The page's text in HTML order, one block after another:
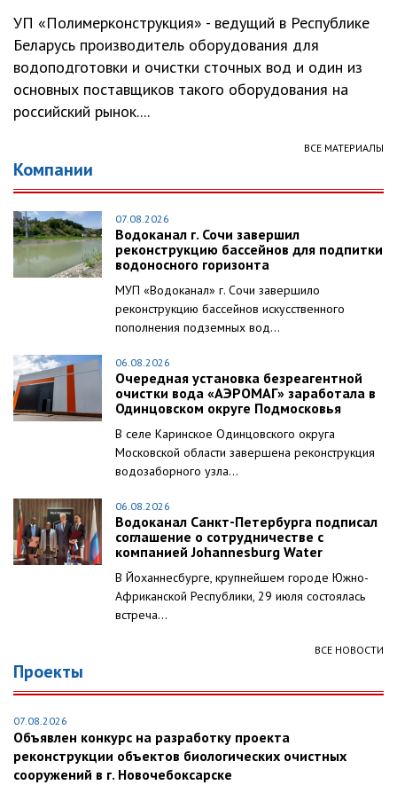
УП «Полимерконструкция» - ведущий в Республике
Беларусь производитель оборудования для
водоподготовки и очистки сточных вод и один из
основных поставщиков такого оборудования на
российский рынок....
ВСЕ МАТЕРИАЛЫ
Компании
07.08.2026
Водоканал г. Сочи завершил
реконструкцию бассейнов для подпитки
водоносного горизонта
МУП «Водоканал» г. Сочи завершило
реконструкцию бассейнов искусственного
пополнения подземных вод...
06.08.2026
Очередная установка безреагентной
очистки вода «АЭРОМАГ» заработала в
Одинцовском округе Подмосковья
В селе Каринское Одинцовского округа
Московской области завершена реконструкция
водозаборного узла...
06.08.2026
Водоканал Санкт-Петербурга подписал
соглашение о сотрудничестве с
компанией Johannesburg Water
В Йоханнесбурге, крупнейшем городе Южно-
Африканской Республики, 29 июля состоялась
встреча...
ВСЕ НОВОСТИ
Проекты
07.08.2026
Объявлен конкурс на разработку проекта
реконструкции объектов биологических очистных
сооружений в г. Новочебоксарске